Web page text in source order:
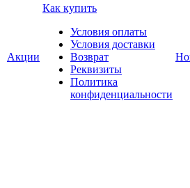
Акции
Как купить
Условия оплаты
Условия доставки
Возврат
Реквизиты
Политика
конфиденциальности